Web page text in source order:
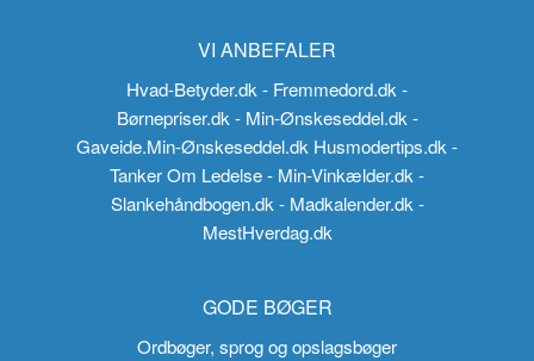
VI ANBEFALER
Hvad-Betyder.dk- Fremmedord.dk-
Børnepriser.dk - Min-Ønskeseddel.dk -
Gaveide.Min-Ønskeseddel.dk Husmodertips.dk-
Tanker Om Ledelse- Min-Vinkælder.dk-
Slankehåndbogen.dk - Madkalender.dk -
MestHverdag.dk
GODE BØGER
Ordbøger, sprog og opslagsbøger